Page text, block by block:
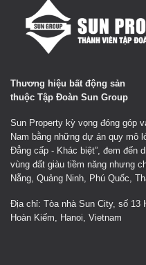
Thương hiệu bất động sản
thuộc Tập Đoàn Sun Group
Sun Property kỳ vọng đóng góp
Nam bằng những dự án quy mô
Đẳng cấp - Khác biệt”, đem đến
vùng đất giàu tiềm năng nhưng
Nẵng, Quảng Ninh, Phú Quốc,
Địa chỉ: Tòa nhà Sun City, số 13
Hoàn Kiếm, Hanoi, Vietnam